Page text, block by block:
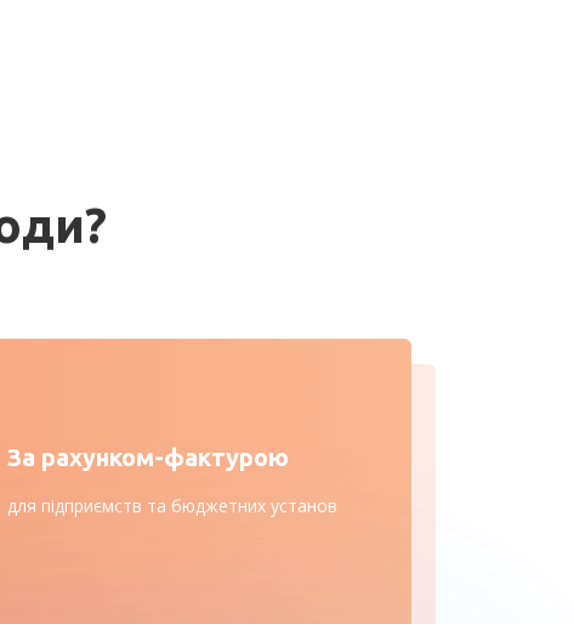
За рахунком-фактурою
для підприємств та бюджетних установ